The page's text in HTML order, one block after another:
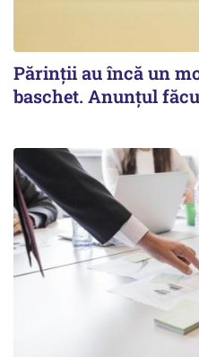
Părinții au încă un
baschet. Anunțul